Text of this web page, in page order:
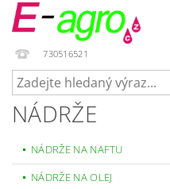
730516521
NÁDRŽE
NÁDRŽE NA NAFTU
NÁDRŽE NA OLEJ